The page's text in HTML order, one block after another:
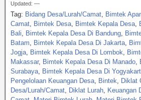
tentang Desa dan PP No
60 tahun 2014 tentang
Dana Desa yang
Bersumber dari APBN.
Sementara peraturan
Mentri…
Updated: —
Tag: Bidang Desa/Lurah/Camat, Bimtek
Camat, Bimtek Desa, Bimtek Kepala Desa,
Bali, Bimtek Kepala Desa Di Bandung,
Batam, Bimtek Kepala Desa Di Jakarta,
Jogja, Bimtek Kepala Desa Di Lombok,
Makassar, Bimtek Kepala Desa Di Manado,
Surabaya, Bimtek Kepala Desa Di
Pengelolaan Keuangan Desa, Bintek, Diklat
Desa/Lurah/Camat, Diklat Lurah, Keuangan